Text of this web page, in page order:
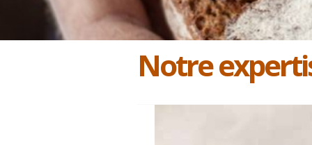
Notre